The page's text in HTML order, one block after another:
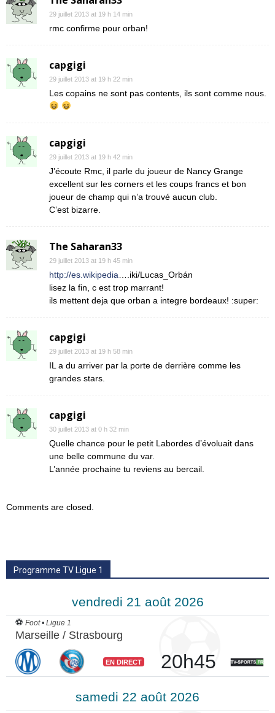
29 juillet 2013 at 19 h 14 min
rmc confirme pour orban!
capgigi
29 juillet 2013 at 19 h 22 min
Les copains ne sont pas contents, ils sont comme nous.
capgigi
29 juillet 2013 at 19 h 42 min
J’écoute Rmc, il parle du joueur de Nancy Grange
excellent sur les corners et les coups francs et bon
joueur de champ qui n’a trouvé aucun club.
C’est bizarre.
The Saharan33
29 juillet 2013 at 19 h 45 min
http://es.wikipedia ….iki/Lucas_Orbán
lisez la fin, c est trop marrant!
ils mettent deja que orban a integre bordeaux! :super:
capgigi
29 juillet 2013 at 19 h 58 min
IL a du arriver par la porte de derrière comme les
grandes stars.
capgigi
30 juillet 2013 at 0 h 32 min
Quelle chance pour le petit Labordes d’évoluait dans
une belle commune du var.
L’année prochaine tu reviens au bercail.
Comments are closed.
Programme TV Ligue 1